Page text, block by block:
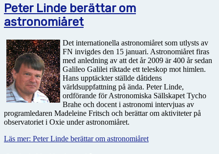
Peter Linde berättar om
astronomiåret
Det internationella astronomiåret som utlysts av
FN invigdes den 15 januari. Astronomiåret firas
med anledning av att det år 2009 är 400 år sedan
Galileo Galilei riktade ett teleskop mot himlen.
Hans upptäckter ställde dåtidens
världsuppfattning på ända. Peter Linde,
ordförande för Astronomiska Sällskapet Tycho
Brahe och docent i astronomi intervjuas av
programledaren Madeleine Fritsch och berättar om aktiviteter på
observatoriet i Oxie under astronomiåret.
Läs mer: Peter Linde berättar om astronomiåret